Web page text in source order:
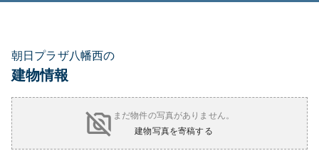
朝日プラザ八幡西の
建物情報
まだ物件の写真がありません。
建物写真を寄稿する